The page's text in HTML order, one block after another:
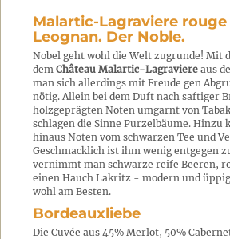
Malartic-Lagraviere rouge
Leognan. Der Noble.
Nobel geht wohl die Welt zugrunde! Mit
dem Château Malartic-Lagraviere aus
man sich allerdings mit Freude gen
nötig. Allein bei dem Duft nach saftiger
holzgeprägten Noten umgarnt von
schlagen die Sinne Purzelbäume. Hinzu
hinaus Noten vom schwarzen Tee und
Geschmacklich ist ihm wenig entgegen
vernimmt man schwarze reife Beeren,
einen Hauch Lakritz - modern und
wohl am Besten.
Bordeauxliebe
Die Cuvée aus 45% Merlot, 50%